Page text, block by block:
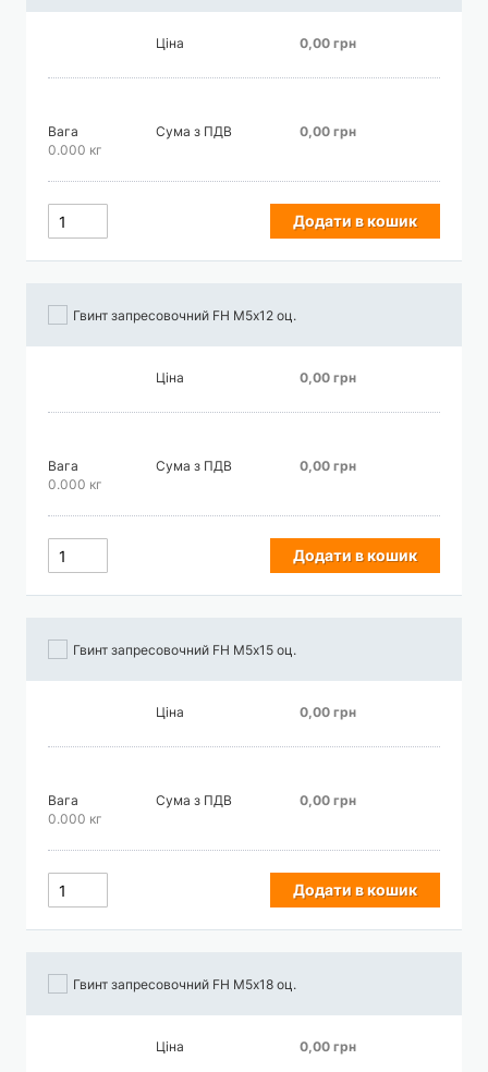
Ціна 0,00 грн
Вага
0.000 кг
Сума з ПДВ 0,00 грн
Додати в кошик
Гвинт запресовочний FH М5х12 оц.
Ціна 0,00 грн
Вага
0.000 кг
Сума з ПДВ 0,00 грн
Додати в кошик
Гвинт запресовочний FH М5х15 оц.
Ціна 0,00 грн
Вага
0.000 кг
Сума з ПДВ 0,00 грн
Додати в кошик
Гвинт запресовочний FH М5х18 оц.
Ціна 0,00 грн